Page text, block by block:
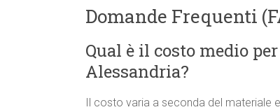
Domande Frequenti
Qual è il costo medio
Alessandria?
Il costo varia a seconda del materiale